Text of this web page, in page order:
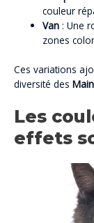
couleur
Van : Une
zones
Ces variations
diversité des
Les
effets